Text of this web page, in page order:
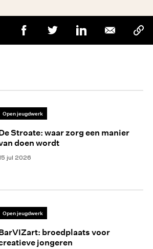
Open jeugdwerk
Stroate: waar zorg een manier
doen wordt
jul 2026
Open jeugdwerk
broedplaats voor
jongeren